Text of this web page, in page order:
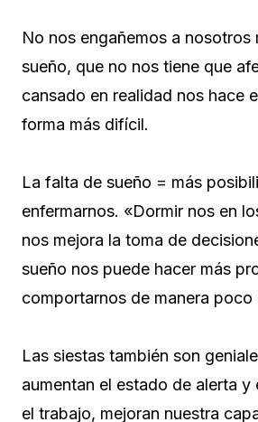
No nos engañemos a nosotros
sueño, que no nos tiene que
cansado en realidad nos hace
forma más difícil.
La falta de sueño = más
enfermarnos. «Dormir nos en
nos mejora la toma de
sueño nos puede hacer más
comportarnos de manera poco
Las siestas también son
aumentan el estado de alerta y
el trabajo, mejoran nuestra